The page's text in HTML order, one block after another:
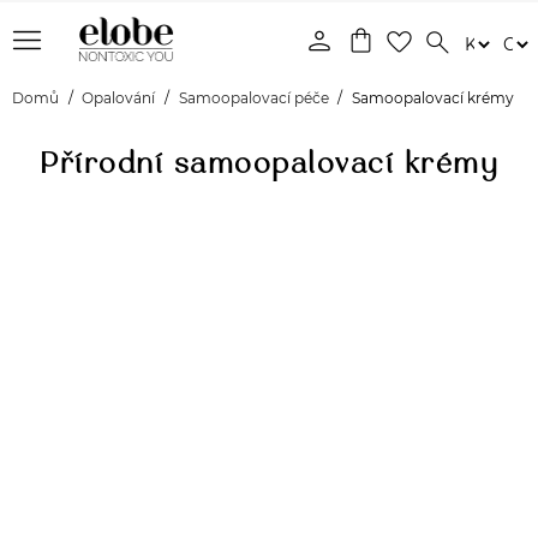
menu shopping_bag favorite_border search
person
Domů Opalování Samoopalovací péče Samoopalovací krémy
Přírodní samoopalovací krémy